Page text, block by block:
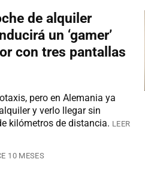
de alquiler
un ‘gamer’
con tres pantallas
pero en Alemania ya
y verlo llegar sin
kilómetros de distancia. LEER
10 MESES